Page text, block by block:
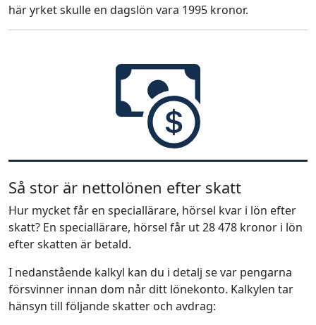
här yrket skulle en dagslön vara 1995 kronor.
Så stor är nettolönen efter skatt
Hur mycket får en speciallärare, hörsel kvar i lön efter
skatt? En speciallärare, hörsel får ut 28 478 kronor i lön
efter skatten är betald.
I nedanstående kalkyl kan du i detalj se var pengarna
försvinner innan dom når ditt lönekonto. Kalkylen tar
hänsyn till följande skatter och avdrag: